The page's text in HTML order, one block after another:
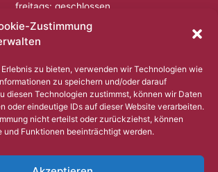
Zustimmung
zu bieten, verwenden wir Technologien wie
zu speichern und/oder darauf
diesen Technologien zustimmst, können wir Daten
oder eindeutige IDs auf dieser Website verarbeiten.
nicht erteilst oder zurückziehst, können
und Funktionen beeinträchtigt werden.
freitags: geschlossen
Telefon: 0201 – 57 17 430
Sie außerhalb der Öffnungszeiten den
Anrufbeantworter.